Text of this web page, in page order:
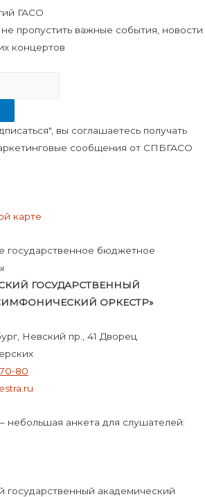
ГАСО
пропустить важные события, новости
концертов
вы соглашаетесь получать
сообщения от СПБГАСО
карте
государственное бюджетное
ГОСУДАРСТВЕННЫЙ
ОРКЕСТР»
Невский пр., 41 Дворец
70-80
анкета для слушателей:
государственный академический